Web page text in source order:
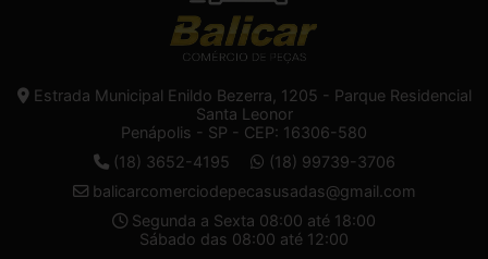
Estrada Municipal Enildo Bezerra, 1205 - Parque Residencial
Santa Leonor
Penápolis - SP - CEP: 16306-580
(18) 3652-4195
(18) 99739-3706
balicarcomerciodepecasusadas@gmail.com
Segunda a Sexta 08:00 até 18:00
Sábado das 08:00 até 12:00